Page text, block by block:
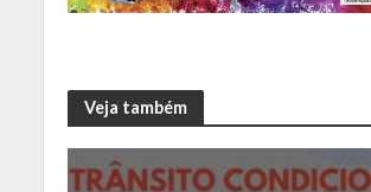
Veja também